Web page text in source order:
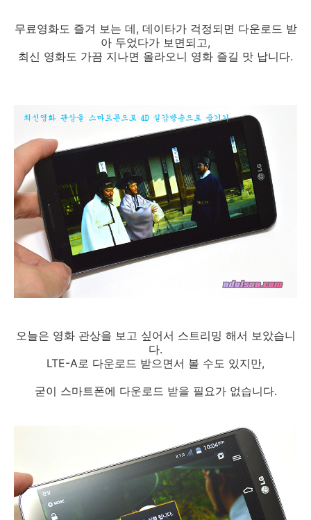
무료영화도 즐겨 보는 데, 데이타가 걱정되면 다운로드 받
아 두었다가 보면되고,
최신 영화도 가끔 지나면 올라오니 영화 즐길 맛 납니다.
오늘은 영화 관상을 보고 싶어서 스트리밍 해서 보았습니
다.
LTE-A로 다운로드 받으면서 볼 수도 있지만,
굳이 스마트폰에 다운로드 받을 필요가 없습니다.